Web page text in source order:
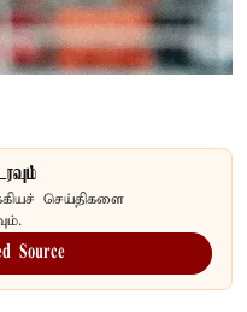
செய்திகளை
Source